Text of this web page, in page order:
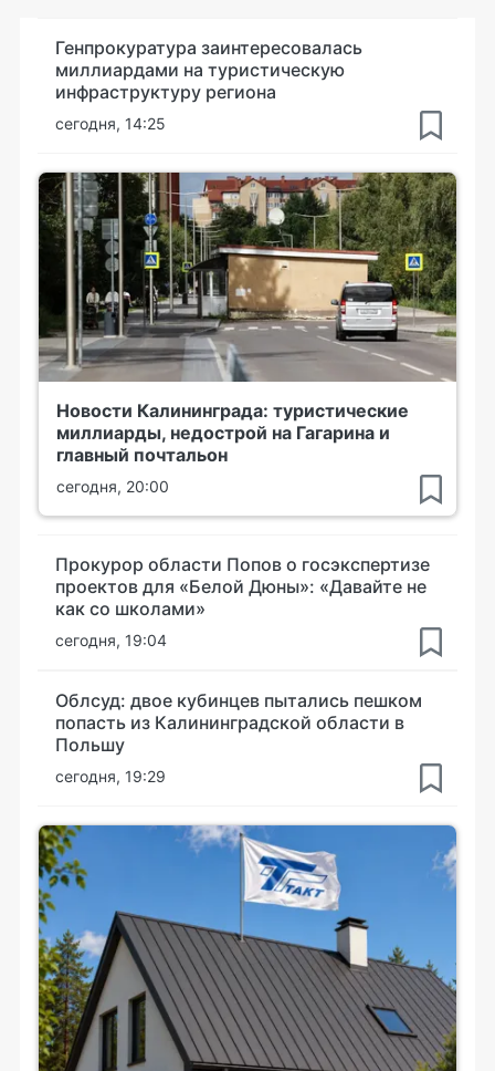
Генпрокуратура заинтересовалась
миллиардами на туристическую
инфраструктуру региона
сегодня, 14:25
Новости Калининграда: туристические
миллиарды, недострой на Гагарина и
главный почтальон
сегодня, 20:00
Прокурор области Попов о госэкспертизе
проектов для «Белой Дюны»: «Давайте не
как со школами»
сегодня, 19:04
Облсуд: двое кубинцев пытались пешком
попасть из Калининградской области в
Польшу
сегодня, 19:29